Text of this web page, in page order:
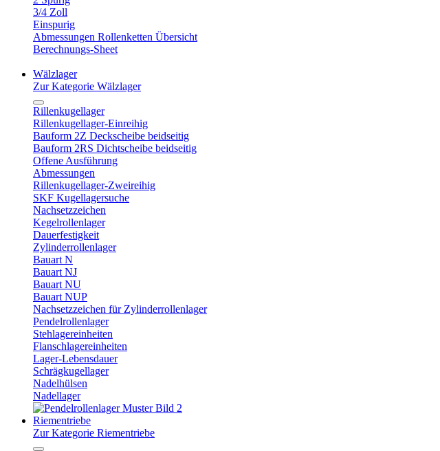
3/4 Zoll
Einspurig
Abmessungen Rollenketten Übersicht
Berechnungs-Sheet
Wälzlager
Zur Kategorie Wälzlager
Rillenkugellager
Rillenkugellager-Einreihig
Bauform 2Z Deckscheibe beidseitig
Bauform 2RS Dichtscheibe beidseitig
Offene Ausführung
Abmessungen
Rillenkugellager-Zweireihig
SKF Kugellagersuche
Nachsetzzeichen
Kegelrollenlager
Dauerfestigkeit
Zylinderrollenlager
Bauart N
Bauart NJ
Bauart NU
Bauart NUP
Nachsetzzeichen für Zylinderrollenlager
Pendelrollenlager
Stehlagereinheiten
Flanschlagereinheiten
Lager-Lebensdauer
Schrägkugellager
Nadelhülsen
Nadellager
Riementriebe
Zur Kategorie Riementriebe